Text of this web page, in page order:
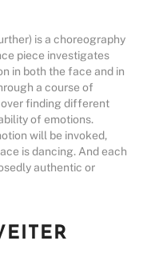
is a choreography
piece investigates
in both the face and in
a course of
over finding different
of emotions.
will be invoked,
is dancing. And each
authentic or